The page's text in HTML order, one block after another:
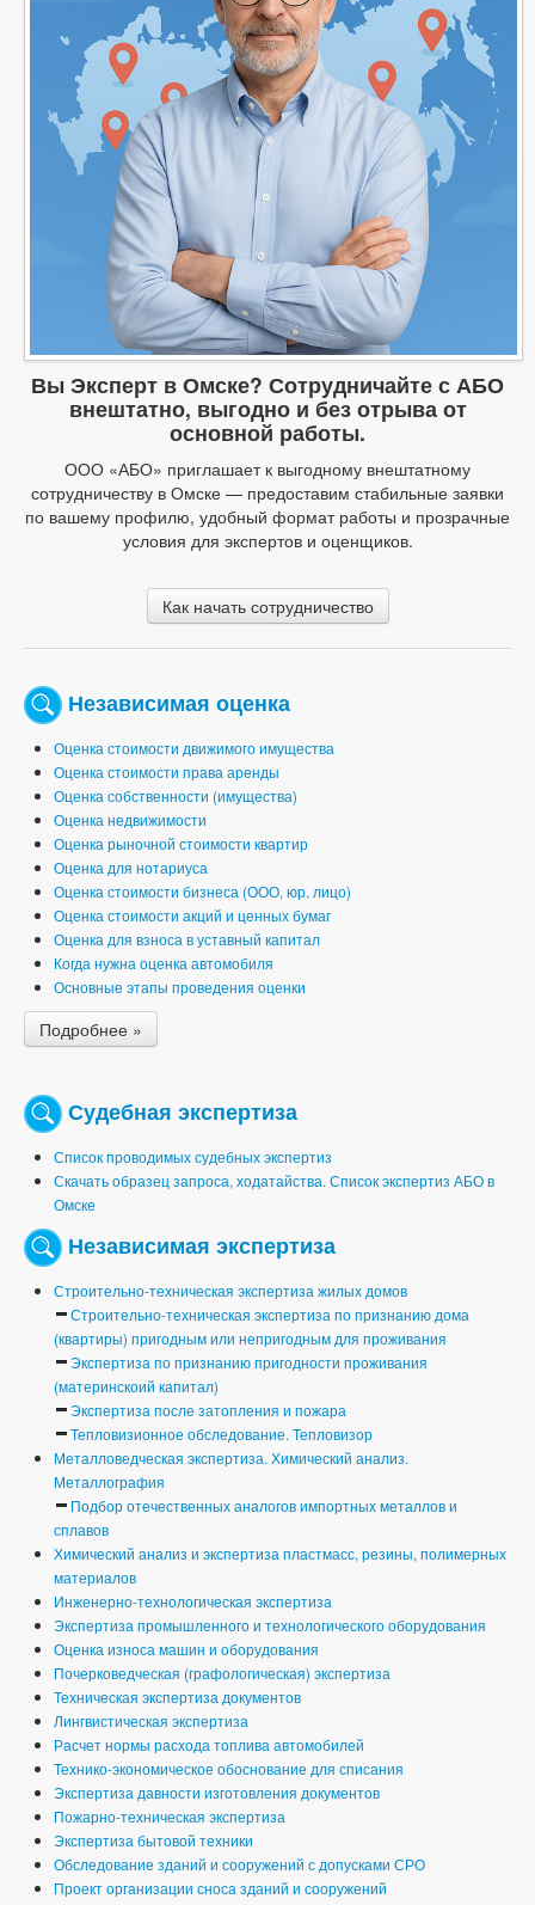
Вы Эксперт в Омске? Сотрудничайте с АБО
внештатно, выгодно и без отрыва от
основной работы.
ООО «АБО» приглашает к выгодному внештатному
сотрудничеству в Омске — предоставим стабильные заявки
по вашему профилю, удобный формат работы и прозрачные
условия для экспертов и оценщиков.
Как начать сотрудничество
Независимая оценка
Оценка стоимости движимого имущества
Оценка стоимости права аренды
Оценка собственности (имущества)
Оценка недвижимости
Оценка рыночной стоимости квартир
Оценка для нотариуса
Оценка стоимости бизнеса (ООО, юр. лицо)
Оценка стоимости акций и ценных бумаг
Оценка для взноса в уставный капитал
Когда нужна оценка автомобиля
Основные этапы проведения оценки
Подробнее »
Судебная экспертиза
Список проводимых судебных экспертиз
Скачать образец запроса, ходатайства. Список экспертиз АБО в
Омске
Независимая экспертиза
Строительно-техническая экспертиза жилых домов
Строительно-техническая экспертиза по признанию дома
(квартиры) пригодным или непригодным для проживания
Экспертиза по признанию пригодности проживания
(материнскоий капитал)
Экспертиза после затопления и пожара
Тепловизионное обследование. Тепловизор
Металловедческая экспертиза. Химический анализ.
Металлография
Подбор отечественных аналогов импортных металлов и
сплавов
Химический анализ и экспертиза пластмасс, резины, полимерных
материалов
Инженерно-технологическая экспертиза
Экспертиза промышленного и технологического оборудования
Оценка износа машин и оборудования
Почерковедческая (графологическая) экспертиза
Техническая экспертиза документов
Лингвистическая экспертиза
Расчет нормы расхода топлива автомобилей
Технико-экономическое обоснование для списания
Экспертиза давности изготовления документов
Пожарно-техническая экспертиза
Экспертиза бытовой техники
Обследование зданий и сооружений с допусками СРО
Проект организации сноса зданий и сооружений